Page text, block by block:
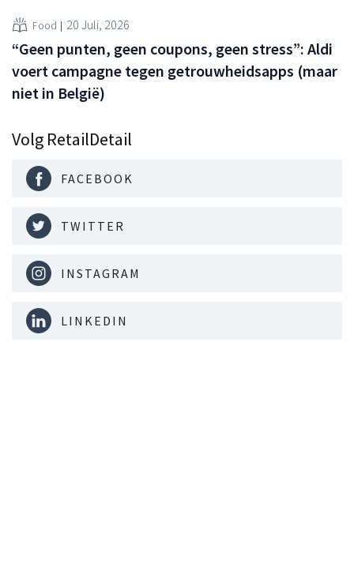
Food 20 Juli, 2026
“Geen punten, geen coupons, geen stress”: Aldi
voert campagne tegen getrouwheidsapps (maar
niet in België)
Volg RetailDetail
FACEBOOK
TWITTER
INSTAGRAM
LINKEDIN